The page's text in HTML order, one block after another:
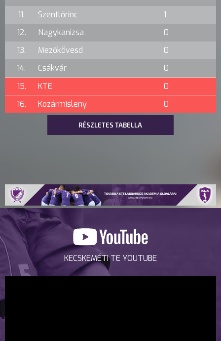
11.
Szentlőrinc
1
12.
Nagykanizsa
0
13.
Mezőkövesd
0
14.
Csákvár
0
15.
KTE
0
16.
Kozármisleny 0
RÉSZLETES TABELLA
KECSKEMÉTI TE YOUTUBE